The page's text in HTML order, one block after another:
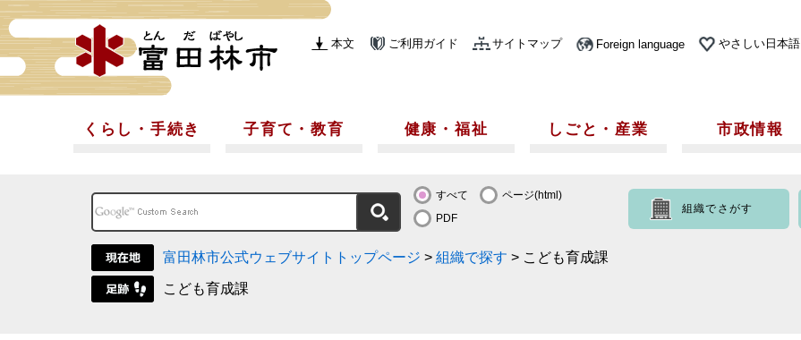
本文 ご利用ガイド サイトマップ Foreign language やさしい日本語
くらし・手続き 子育て・教育 健康・福祉 しごと・産業 市政情報
すべて
ページ(html)
PDF
組織でさがす
富田林市公式ウェブサイトトップページ > 組織で探す > こども育成課
こども育成課